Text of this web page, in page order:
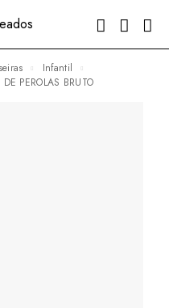
Infantil
PEROLAS BRUTO